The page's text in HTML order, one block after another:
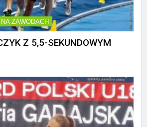
NA ZAWODACH
Z 5,5-SEKUNDOWYM